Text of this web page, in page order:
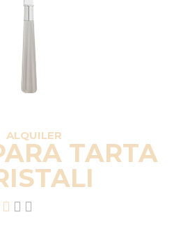
ALQUILER
TARTA